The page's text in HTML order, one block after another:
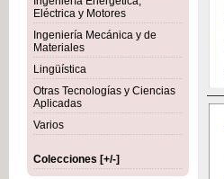
Eléctrica y Motores
Ingeniería Mecánica y de
Materiales
Lingüística
Otras Tecnologías y Ciencias
Aplicadas
Varios
Colecciones [+/-]